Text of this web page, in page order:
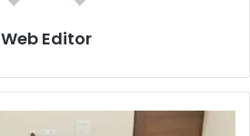
Web Editor